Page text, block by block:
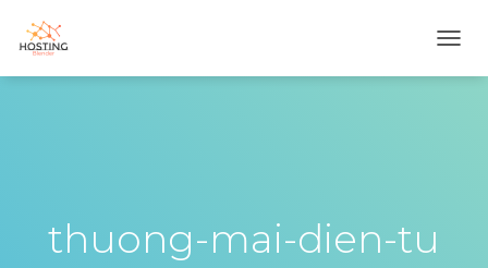
O
thuong-mai-dien-tu